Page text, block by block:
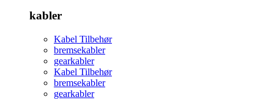
kabler
Kabel Tilbehør
bremsekabler
gearkabler
Kabel Tilbehør
bremsekabler
gearkabler